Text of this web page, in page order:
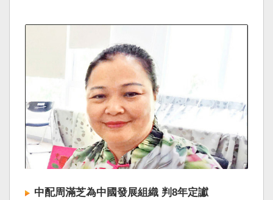
中配周滿芝為中國發展組織 判8年定讞